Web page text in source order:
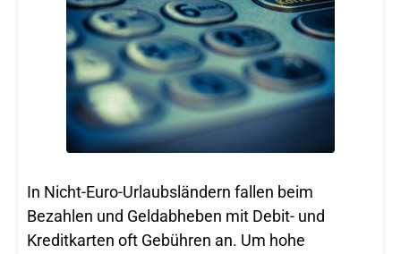
In Nicht-Euro-Urlaubsländern fallen beim
Bezahlen und Geldabheben mit Debit- und
Kreditkarten oft Gebühren an. Um hohe